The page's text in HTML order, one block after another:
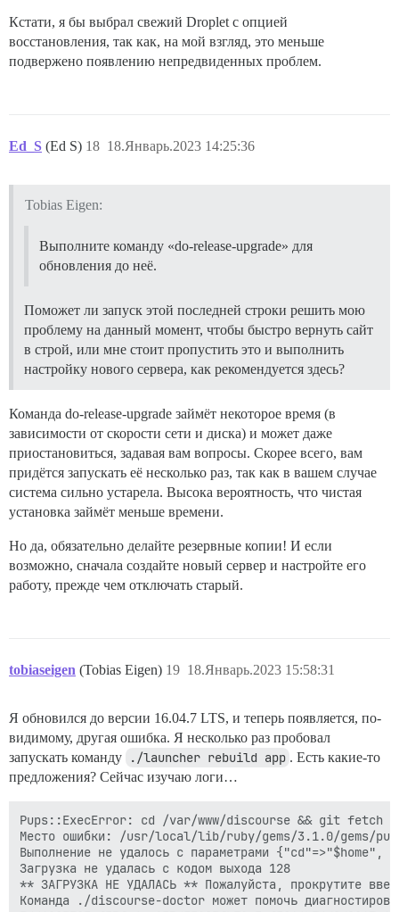
Кстати, я бы выбрал свежий Droplet с опцией
восстановления, так как, на мой взгляд, это меньше
подвержено появлению непредвиденных проблем.
Ed_S (Ed S) 18.Январь.2023 14:25:36
18
Tobias Eigen:
Выполните команду «do-release-upgrade» для
обновления до неё.
Поможет ли запуск этой последней строки решить мою
проблему на данный момент, чтобы быстро вернуть сайт
в строй, или мне стоит пропустить это и выполнить
настройку нового сервера, как рекомендуется здесь?
Команда do-release-upgrade займёт некоторое время (в
зависимости от скорости сети и диска) и может даже
приостановиться, задавая вам вопросы. Скорее всего, вам
придётся запускать её несколько раз, так как в вашем случае
система сильно устарела. Высока вероятность, что чистая
установка займёт меньше времени.
Но да, обязательно делайте резервные копии! И если
возможно, сначала создайте новый сервер и настройте его
работу, прежде чем отключать старый.
tobiaseigen (Tobias Eigen) 18.Январь.2023 15:58:31
19
Я обновился до версии 16.04.7 LTS, и теперь появляется, по-
видимому, другая ошибка. Я несколько раз пробовал
запускать команду
./launcher rebuild app . Есть какие-то
предложения? Сейчас изучаю логи…
Pups::ExecError: cd /var/www/discourse && git fetch
Место ошибки: /usr/local/lib/ruby/gems/3.1.0/gems/
Выполнение не удалось с параметрами
Загрузка не удалась с кодом выхода 128
** ЗАГРУЗКА НЕ УДАЛАСЬ ** Пожалуйста, прокрутите
Команда ./discourse-doctor может помочь